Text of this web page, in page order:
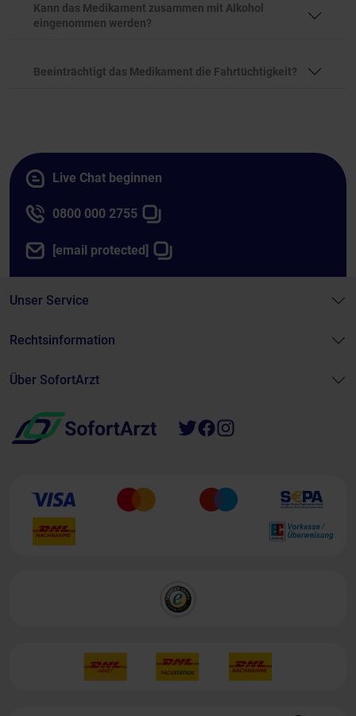
Kann das Medikament zusammen mit Alkohol
eingenommen werden?
Beeinträchtigt das Medikament die Fahrtüchtigkeit?
Live Chat beginnen
0800 000 2755
[email protected]
Unser Service
Rechtsinformation
Über SofortArzt